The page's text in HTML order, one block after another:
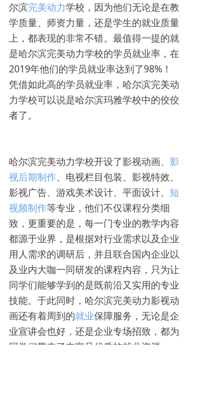
尔滨完美动力学校，因为他们无论是在教
学质量、师资力量，还是学生的就业质量
上，都表现的非常不错。最值得一提的就
是哈尔滨完美动力学校的学员就业率，在
2019年他们的学员就业率达到了98%！
凭借如此高的学员就业率，哈尔滨完美动
力学校可以说是哈尔滨玛雅学校中的佼佼
者了。
哈尔滨完美动力学校开设了影视动画、 影
视后期制作、电视栏目包装、影视特效、
影视广告、游戏美术设计、平面设计、 短
视频制作等专业，他们不仅课程分类细
致，更重要的是，每一门专业的教学内容
都源于业界，是根据对行业需求以及企业
用人需求的调研后，并且联合国内企业以
及业内大咖一同研发的课程内容，只为让
同学们能够学到的是既前沿又实用的专业
技能。于此同时，哈尔滨完美动力影视动
画还有着周到的就业保障服务，无论是企
业宣讲会也好，还是企业专场招致，都为
同学们带来了丰富且优质的就业资源。